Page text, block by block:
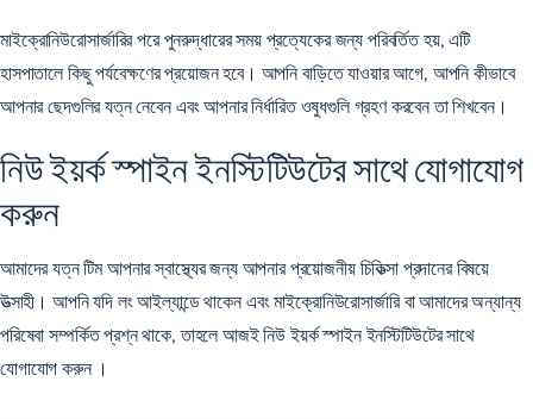
মাইক্রোনিউরোসার্জারির পরে পুনরুদ্ধারের সময় প্রত্যেকের জন্য পরিবর্তিত হয়, এটি
হাসপাতালে কিছু পর্যবেক্ষণের প্রয়োজন হবে। আপনি বাড়িতে যাওয়ার আগে, আপনি কীভাবে
আপনার ছেদগুলির যত্ন নেবেন এবং আপনার নির্ধারিত ওষুধগুলি গ্রহণ করবেন তা শিখবেন।
নিউ ইয়র্ক স্পাইন ইনস্টিটিউটের সাথে যোগাযোগ
করুন
আমাদের যত্ন টিম আপনার স্বাস্থ্যের জন্য আপনার প্রয়োজনীয় চিকিত্সা প্রদানের বিষয়ে
উত্সাহী। আপনি যদি লং আইল্যান্ডে থাকেন এবং মাইক্রোনিউরোসার্জারি বা আমাদের অন্যান্য
পরিষেবা সম্পর্কিত প্রশ্ন থাকে, তাহলে আজইনিউ ইয়র্ক স্পাইন ইনস্টিটিউটের সাথে
যোগাযোগ করুন।